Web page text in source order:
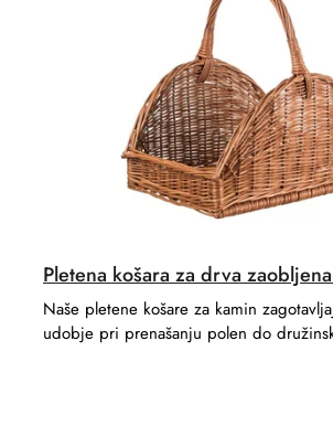
Pletena košara za drva
Naše pletene košare za kamin
udobje pri prenašanju polen do